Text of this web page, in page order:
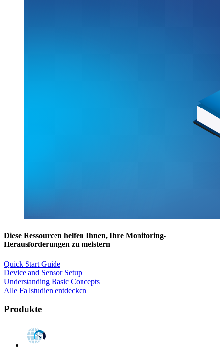
Diese Ressourcen helfen Ihnen, Ihre Monitoring-
Herausforderungen zu meistern
Quick Start Guide
Device and Sensor Setup
Understanding Basic Concepts
Alle Fallstudien entdecken
Produkte